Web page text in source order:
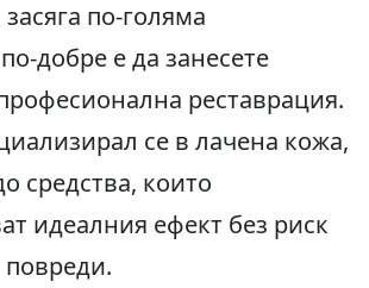
по-голяма
добре е да занесете
реставрация.
се в лачена кожа,
средства, които
идеалния ефект без риск